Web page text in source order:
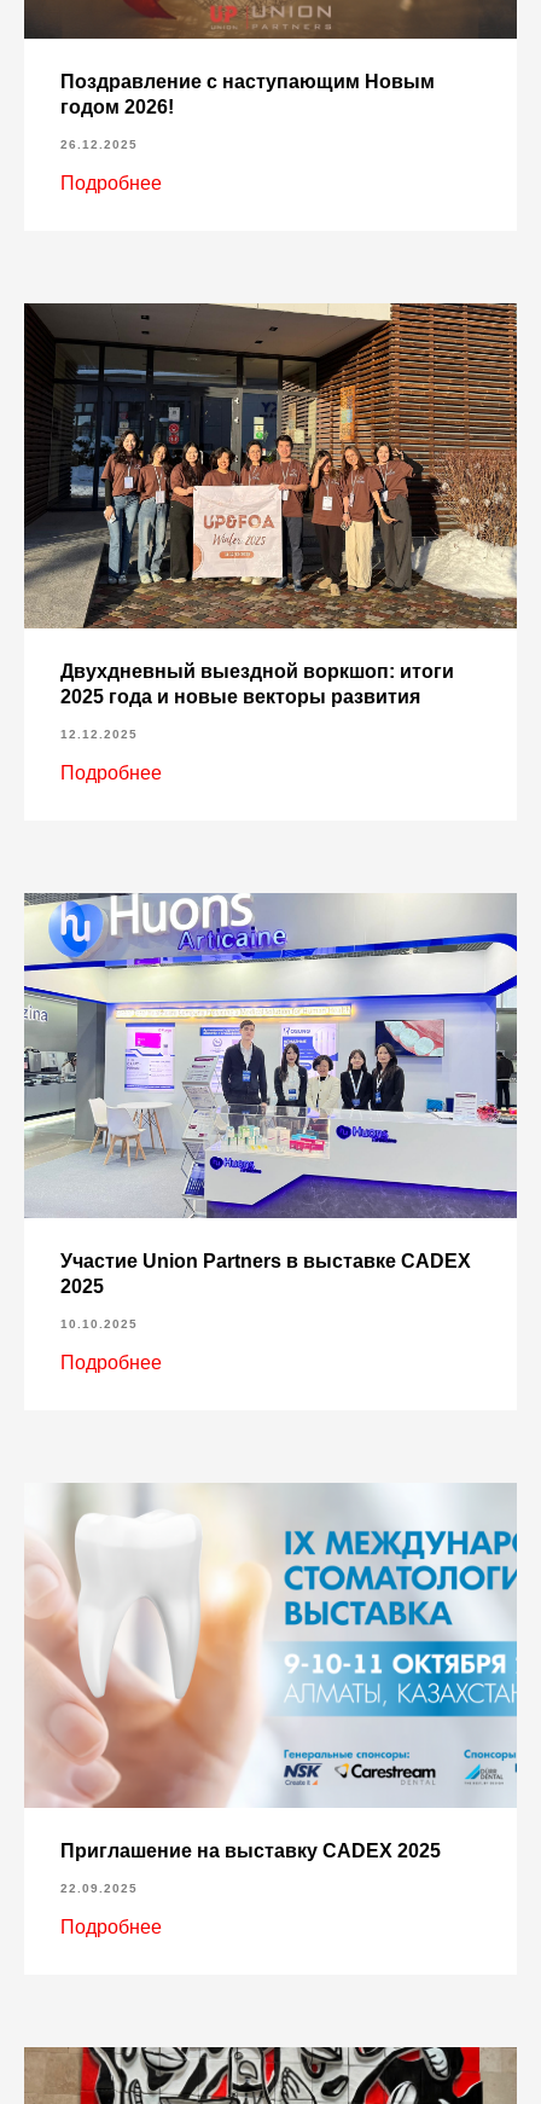
Поздравление с наступающим Новым
годом 2026!
26.12.2025
Подробнее
Двухдневный выездной воркшоп: итоги
2025 года и новые векторы развития
12.12.2025
Подробнее
Участие Union Partners в выставке CADEX
2025
10.10.2025
Подробнее
Приглашение на выставку CADEX 2025
22.09.2025
Подробнее